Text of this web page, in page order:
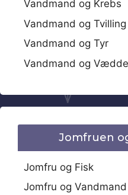
Vandmand og Krebs
Vandmand og Tvilling
Vandmand og Tyr
Vandmand og
Jomfruen
Jomfru og Fisk
Jomfru og Vandmand